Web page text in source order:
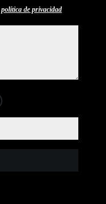
política de privacidad